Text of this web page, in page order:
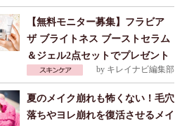
【無料モニター募集】フラビア
ザ ブライトネス ブーストセラム
＆ジェル2点セットでプレゼント
by キレイナビ編集部
夏のメイク崩れも怖くない！毛穴
落ちやヨレ崩れを復活させるメイ